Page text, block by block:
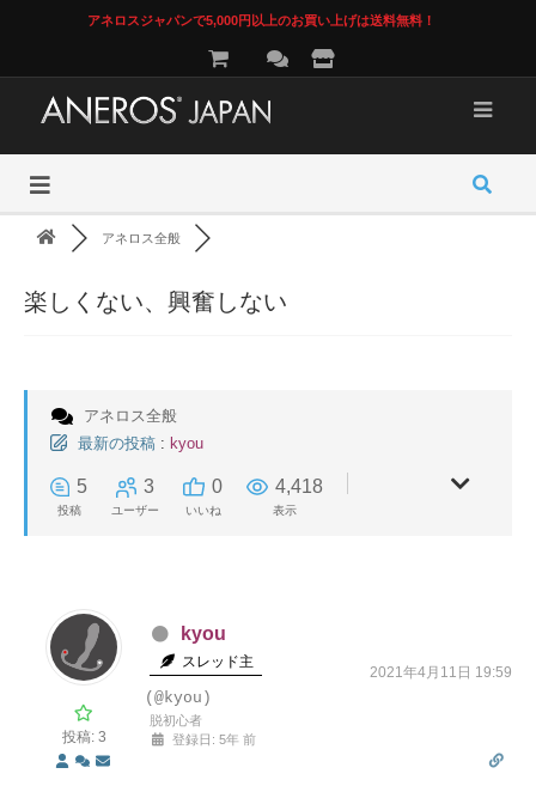
アネロスジャパンで5,000円以上のお買い上げは送料無料！
アネロス全般
楽しくない、興奮しない
アネロス全般
最新の投稿 : kyou
5
投稿
3
ユーザー
0
いいね
4,418
表示
投稿: 3
kyou
スレッド主
2021年4月11日 19:59
(@kyou)
脱初心者
登録日: 5年 前